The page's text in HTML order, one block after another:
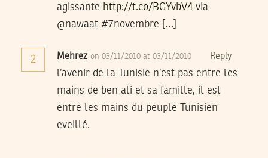
agissante http://t.co/BGYvbV4 via
@nawaat #7novembre […]
2 Mehrez on 03/11/2010 at 03/11/2010 Reply
l’avenir de la Tunisie n’est pas entre les
mains de ben ali et sa famille, il est
entre les mains du peuple Tunisien
eveillé.